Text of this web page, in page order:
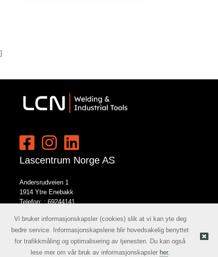
}
Lascentrum Norge AS
Andersrudveien 1
1914 Ytre Enebakk
Telefon: : 69244141
© Lascentrum Norge AS |Nettbutikk levert av Kréatif
Vi bruker informasjonskapsler (cookies) slik at vi kan yte deg
bedre service. Informasjonskapslene blir hovedsakelig benyttet
for trafikkmåling og optimalisering av tjenesten. Du kan også
lese mer om vår bruk av informasjonskapsler her.